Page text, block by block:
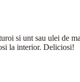
si unt sau ulei de
la interior. Deliciosi!